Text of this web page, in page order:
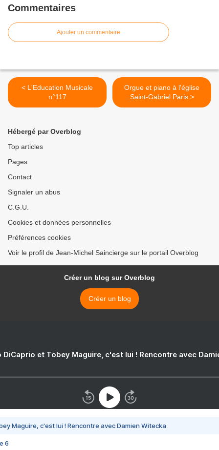
Commentaires
Ajouter un commentaire
< L'Education Musicale
n°117
Orgue et piano à l'église
Saint-Gabriel Paris >
Hébergé par Overblog
Top articles
Pages
Contact
Signaler un abus
C.G.U.
Cookies et données personnelles
Préférences cookies
Voir le profil de Jean-Michel Saincierge sur le portail Overblog
Créer un blog sur Overblog
Créer un blog
DiCaprio et Tobey Maguire, c'est lui ! Rencontre avec
Maguire, c'est lui ! Rencontre avec Damien Witecka
6